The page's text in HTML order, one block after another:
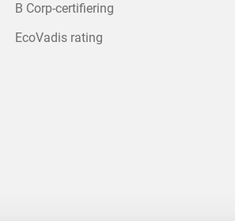
Acceptera
B Corp-certifiering
EcoVadis rating